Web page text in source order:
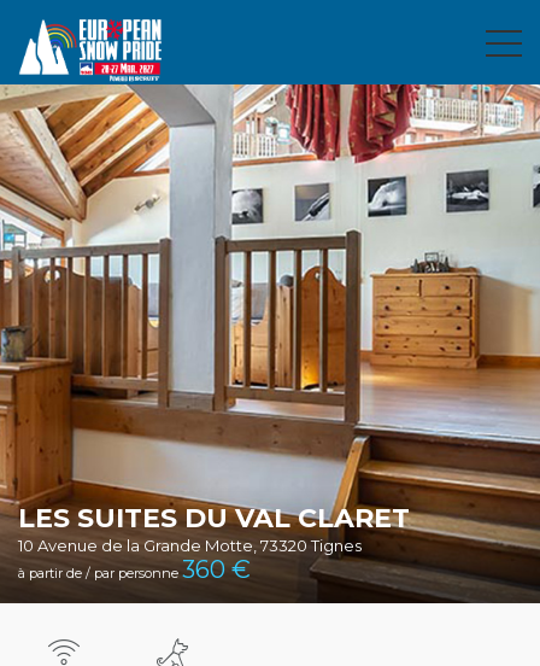
LES SUITES DU VAL CLARET
10 Avenue de la Grande Motte, 73320 Tignes
à partir de / par personne 360€